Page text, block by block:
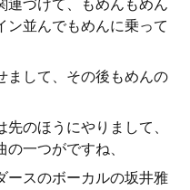
連づけて、もめんもめん
ン並んでもめんに乗って
まして、その後もめんの
のほうにやりまして、
一つがですね、
ースのボーカルの坂井雅